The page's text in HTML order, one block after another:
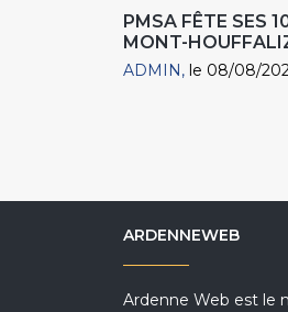
PMSA FÊTE SES
MONT-
ADMIN le 08/08/
ARDENNEWEB
Ardenne Web est le